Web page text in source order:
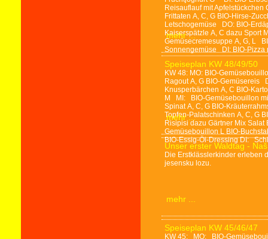
Reisauflauf mit
Frittaten A, C, G BIO-Hirse-
Letschogemüse DO: BIO-
Kaiserspätzle A, C dazu
Gemüsecremesuppe A, G, L
Sonnengemüse DI: BIO-Pizza
mehr ...
Speiseplan KW 48/49/50
KW 48: MO: BIO-
Ragout A, G BIO-
Knusperbärchen A, C BIO-
M MI: BIO-Gemüsebouillon
Spinat A, C, G BIO-
Topfen-Palatschinken A, C, G
Risipisi dazu Gärtner Mix
Gemüsebouillon L BIO-
BIO-Essig-Öl-Dressing DI:
mehr ...
Unser erster Waldtag -
Die Erstklässlerkinder erleben
jesensku lozu.
mehr ...
Speiseplan KW 45/46/47
KW 45: MO: BIO-